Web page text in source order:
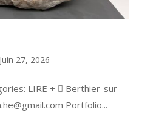
Juin 27, 2026
LIRE +  Berthier-sur-
Portfolio...